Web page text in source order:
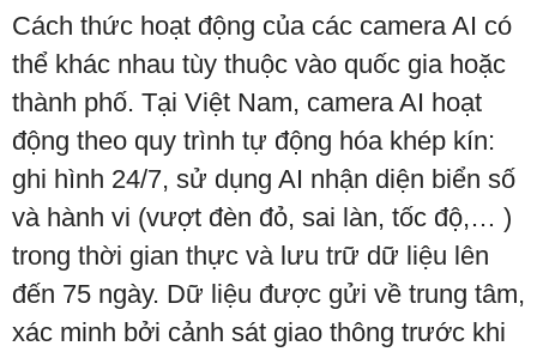
Cách thức hoạt động của các camera AI có
thể khác nhau tùy thuộc vào quốc gia hoặc
thành phố. Tại Việt Nam, camera AI hoạt
động theo quy trình tự động hóa khép kín:
ghi hình 24/7, sử dụng AI nhận diện biển số
và hành vi (vượt đèn đỏ, sai làn, tốc độ,… )
trong thời gian thực và lưu trữ dữ liệu lên
đến 75 ngày. Dữ liệu được gửi về trung tâm,
xác minh bởi cảnh sát giao thông trước khi